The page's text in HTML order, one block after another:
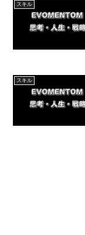
スキル
スキル